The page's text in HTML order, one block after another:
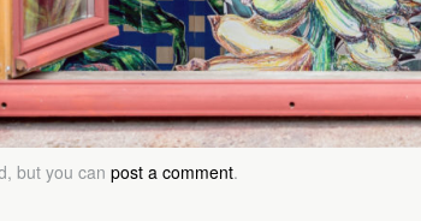
but you can post a comment.